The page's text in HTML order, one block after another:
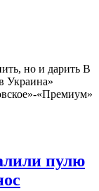
но и дарить В
Украина»
«Премиум»
пулю